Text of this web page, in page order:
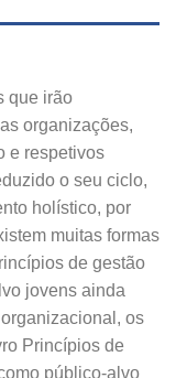
que irão
organizações,
e respetivos
o seu ciclo,
holístico, por
muitas formas
de gestão
jovens ainda
os
Princípios de
público‑alvo